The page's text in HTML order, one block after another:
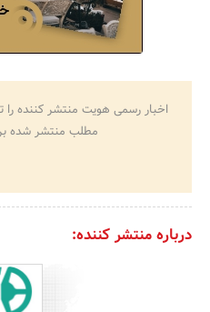
اخبار رسمی هویت منتشر کننده
مطلب منتشر شده
درباره منتشر کننده: